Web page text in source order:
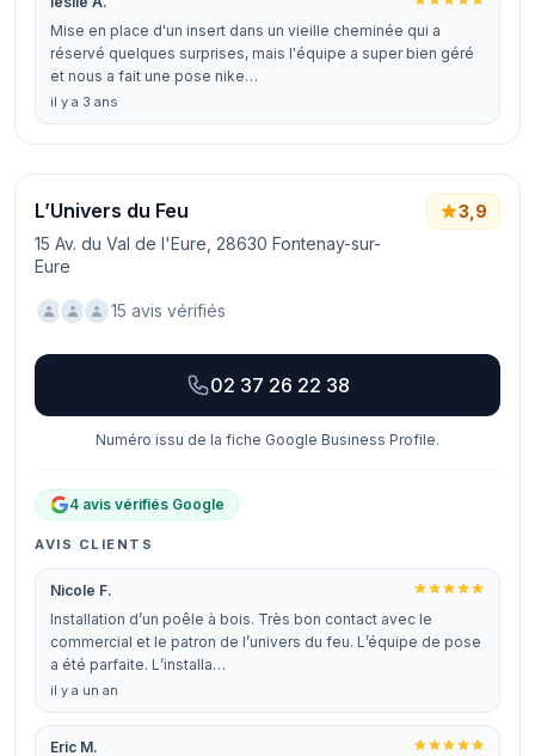
Mise en place d'un insert dans un vieille cheminée qui a
réservé quelques surprises, mais l'équipe a super bien géré
et nous a fait une pose nike…
il y a 3 ans
L’Univers du Feu
15 Av. du Val de l'Eure, 28630 Fontenay-sur-
Eure
3,9
15 avis vérifiés
02 37 26 22 38
Numéro issu de la fiche Google Business Profile.
4 avis vérifiés Google
AVIS CLIENTS
Nicole F.
Installation d’un poêle à bois. Très bon contact avec le
commercial et le patron de l’univers du feu. L’équipe de pose
a été parfaite. L’installa…
il y a un an
Eric M.